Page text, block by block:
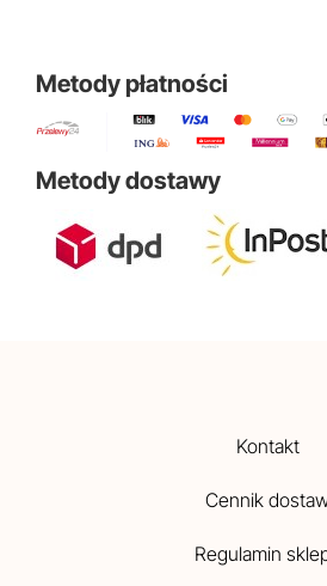
Metody płatności
Metody dostawy
Kontakt
Cennik
Regulamin